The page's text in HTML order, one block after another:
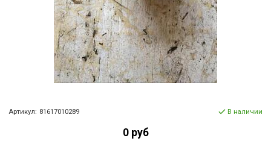
Артикул: 81617010289 В наличии
0 руб